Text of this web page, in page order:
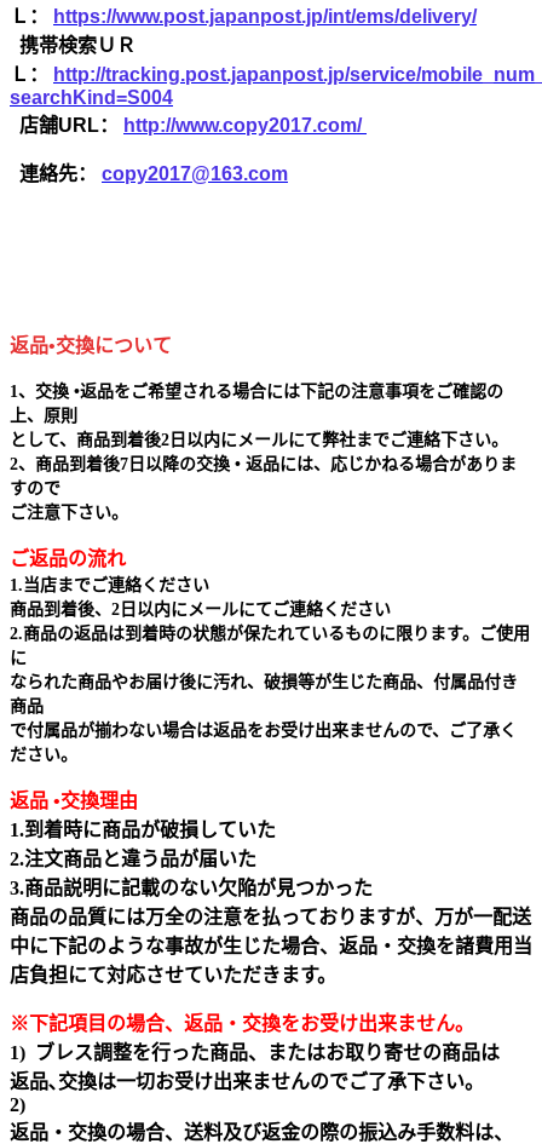
Ｌ：
https://www.post.japanpost.jp/int/ems/delivery/
携帯検索ＵＲ
Ｌ：
http://tracking.post.japanpost.jp/service/
searchKind=S004
店舗URL：
http://www.copy2017.com/
連絡先： copy2017@163.com
返品•交換について
1、交換 •返品をご希望される場合には下記の注意事項をご確認の
上、原則
として、商品到着後2日以内にメールにて弊社までご連絡下さい。
2、商品到着後7日以降の交換 • 返品には、応じかねる場合がありま
すので
ご注意下さい。
ご返品の流れ
1.当店までご連絡ください
商品到着後、2日以内にメールにてご連絡ください
2.商品の返品は到着時の状態が保たれているものに限ります。ご使用
に
なられた商品やお届け後に汚れ、破損等が生じた商品、付属品付き
商品
で付属品が揃わない場合は返品をお受け出来ませんので、ご了承く
ださい。
返品 •交換理由
1.到着時に商品が破損していた
2.注文商品と違う品が届いた
3.商品説明に記載のない欠陥が見つかった
商品の品質には万全の注意を払っておりますが、万が一配送
中に下記のような事故が生じた場合、返品・交換を諸費用当
店負担にて対応させていただきます。
※下記項目の場合、返品・交換をお受け出来ません｡
1) ブレス調整を行った商品、またはお取り寄せの商品は
返品､交換は一切お受け出来ませんのでご了承下さい。
2)
返品・交換の場合、送料及び返金の際の振込み手数料は、